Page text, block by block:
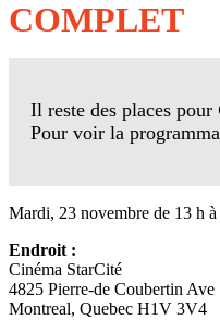
COMPLET
Il reste des places pour
Pour voir la
Mardi, 23 novembre de 13 h à
Endroit :
Cinéma StarCité
4825 Pierre-de Coubertin Ave
Montreal, Quebec H1V 3V4